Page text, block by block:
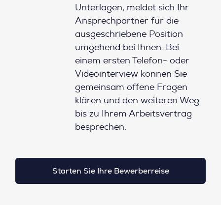
Unterlagen, meldet sich Ihr
Ansprechpartner für die
ausgeschriebene Position
umgehend bei Ihnen. Bei
einem ersten Telefon- oder
Videointerview können Sie
gemeinsam offene Fragen
klären und den weiteren Weg
bis zu Ihrem Arbeitsvertrag
besprechen.
Starten Sie Ihre Bewerberreise